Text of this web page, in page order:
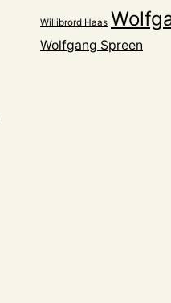
Willibrord Haas
Wolfgang Spreen